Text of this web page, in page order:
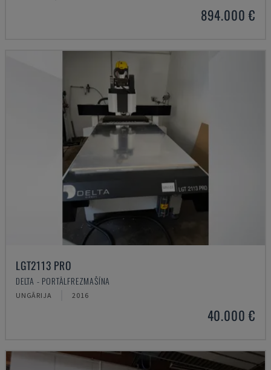
894.000 €
LGT2113 PRO
DELTA - PORTĀLFREZMAŠĪNA
UNGĀRIJA 2016
40.000 €